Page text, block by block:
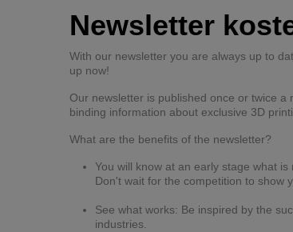
Newsletter
With our newsletter you are always up to
up now!
Our newsletter is published once or twice
binding information about exclusive 3D
What are the benefits of the newsletter?
You will know at an early stage what
Don't wait for the competition to show
See what works: Be inspired by the
industries.